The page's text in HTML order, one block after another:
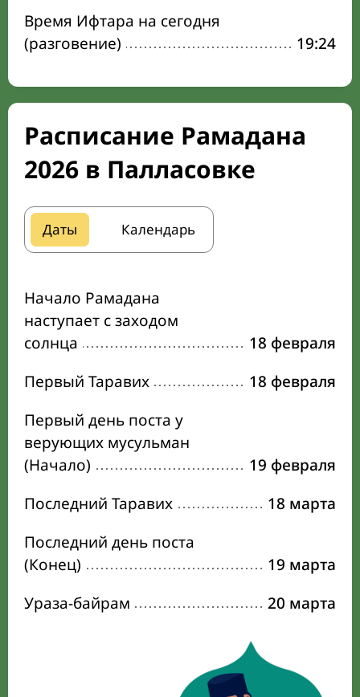
Время Ифтара на сегодня
(разговение)
19:24
Расписание Рамадана
2026 в Палласовке
Даты Календарь
Начало Рамадана
наступает с заходом
солнца
18 февраля
Первый Таравих
18 февраля
Первый день поста у
верующих мусульман
(Начало)
19 февраля
Последний Таравих
18 марта
Последний день поста
(Конец)
19 марта
Ураза-байрам
20 марта